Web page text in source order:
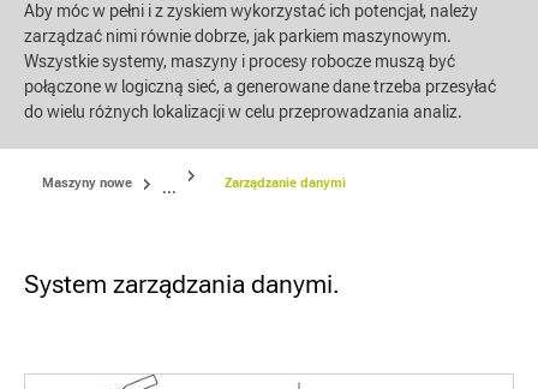
Aby móc w pełni i z zyskiem wykorzystać ich potencjał, należy
zarządzać nimi równie dobrze, jak parkiem maszynowym.
Wszystkie systemy, maszyny i procesy robocze muszą być
połączone w logiczną sieć, a generowane dane trzeba przesyłać
do wielu różnych lokalizacji w celu przeprowadzania analiz.
Maszyny nowe ... Zarządzanie danymi
System zarządzania danymi.